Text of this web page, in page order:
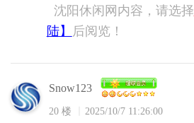
沈阳休闲网内容，请选择
陆】
后阅览！
Snow123
20 楼 2025/10/7 11:26:00